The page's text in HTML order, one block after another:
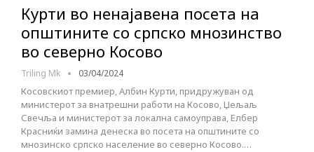
Курти во ненајавена посета на
општините со српско мнозинство
во северно Косово
Triling Mk 03/04/2024
Косовскиот премиер, Албин Курти, придружуван од
министерот за внатрешни работи на Косово, Џељаљ
Свечља и министерот за локална самоуправа, Елбер
Красниќи замина денеска во посета на општините со
мнозинско српско население во северно Косово.…